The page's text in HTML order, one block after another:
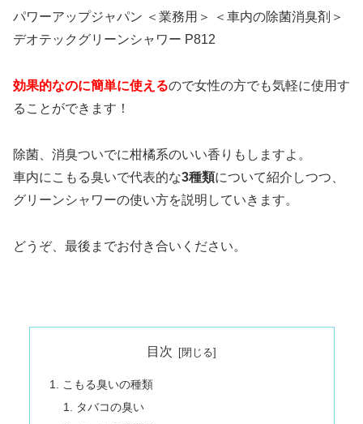
パワーアップジャパン ＜業務用＞ ＜車内の除菌消臭剤＞
デオテックグリーンシャワー P812
効果的なのに簡単に使えるので女性の方でも気軽に使用す
ることができます！
除菌、消臭ついでに柑橘系のいい香りもしますよ。
車内にこもる臭いで代表的な3種類について紹介しつつ、
グリーンシャワーの使い方を説明していきます。
どうぞ、最後までお付き合いください。
目次
こもる臭いの種類
タバコの臭い